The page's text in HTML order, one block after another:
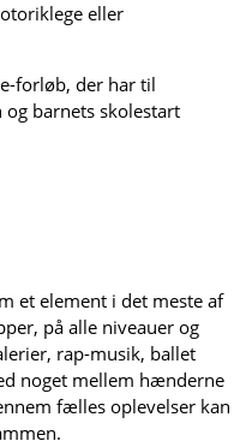
eller
forløb, der har til
barnets skolestart
et element i det meste af
på alle niveauer og
rap-musik, ballet
noget mellem hænderne
fælles oplevelser kan